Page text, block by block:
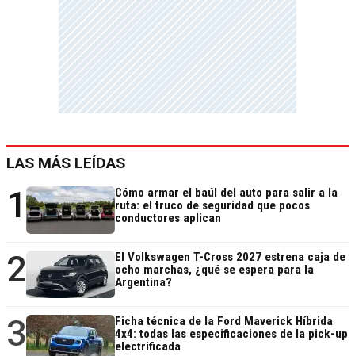
LAS MÁS LEÍDAS
1
Cómo armar el baúl del auto para salir a la
ruta: el truco de seguridad que pocos
conductores aplican
2
El Volkswagen T-Cross 2027 estrena caja de
ocho marchas, ¿qué se espera para la
Argentina?
3
Ficha técnica de la Ford Maverick Híbrida
4x4: todas las especificaciones de la pick-up
electrificada